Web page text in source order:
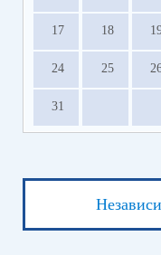
17 18
24 25
31